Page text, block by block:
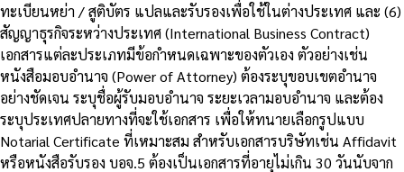
ทะเบียนหย่า / สูติบัตร แปลและรับรองเพื่อใช้ในต่างประเทศ และ (6)
สัญญาธุรกิจระหว่างประเทศ (International Business Contract)
เอกสารแต่ละประเภทมีข้อกำหนดเฉพาะของตัวเอง ตัวอย่างเช่น
หนังสือมอบอำนาจ (Power of Attorney) ต้องระบุขอบเขตอำนาจ
อย่างชัดเจน ระบุชื่อผู้รับมอบอำนาจ ระยะเวลามอบอำนาจ และต้อง
ระบุประเทศปลายทางที่จะใช้เอกสาร เพื่อให้ทนายเลือกรูปแบบ
Notarial Certificate ที่เหมาะสม สำหรับเอกสารบริษัทเช่น Affidavit
หรือหนังสือรับรอง บอจ.5 ต้องเป็นเอกสารที่อายุไม่เกิน 30 วันนับจาก